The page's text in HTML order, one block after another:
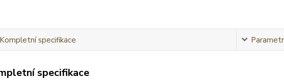
Kompletní specifikace
specifikace